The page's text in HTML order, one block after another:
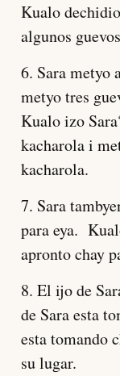
Kualo
algunos
6. Sara metyo
metyo tres
Kualo izo
kacharola i
kacharola.
7. Sara
para eya.
apronto chay
8. El ijo de
de Sara esta
esta tomando
su lugar.